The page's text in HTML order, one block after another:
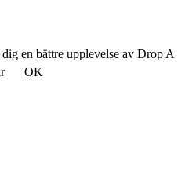
en bättre upplevelse av Drop A
OK